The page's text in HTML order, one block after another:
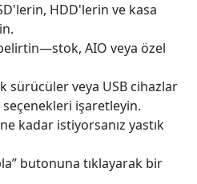
HDD'lerin ve kasa
AIO veya özel
sürücüler veya USB cihazlar
işaretleyin.
ne kadar istiyorsanız yastık
butonuna tıklayarak bir